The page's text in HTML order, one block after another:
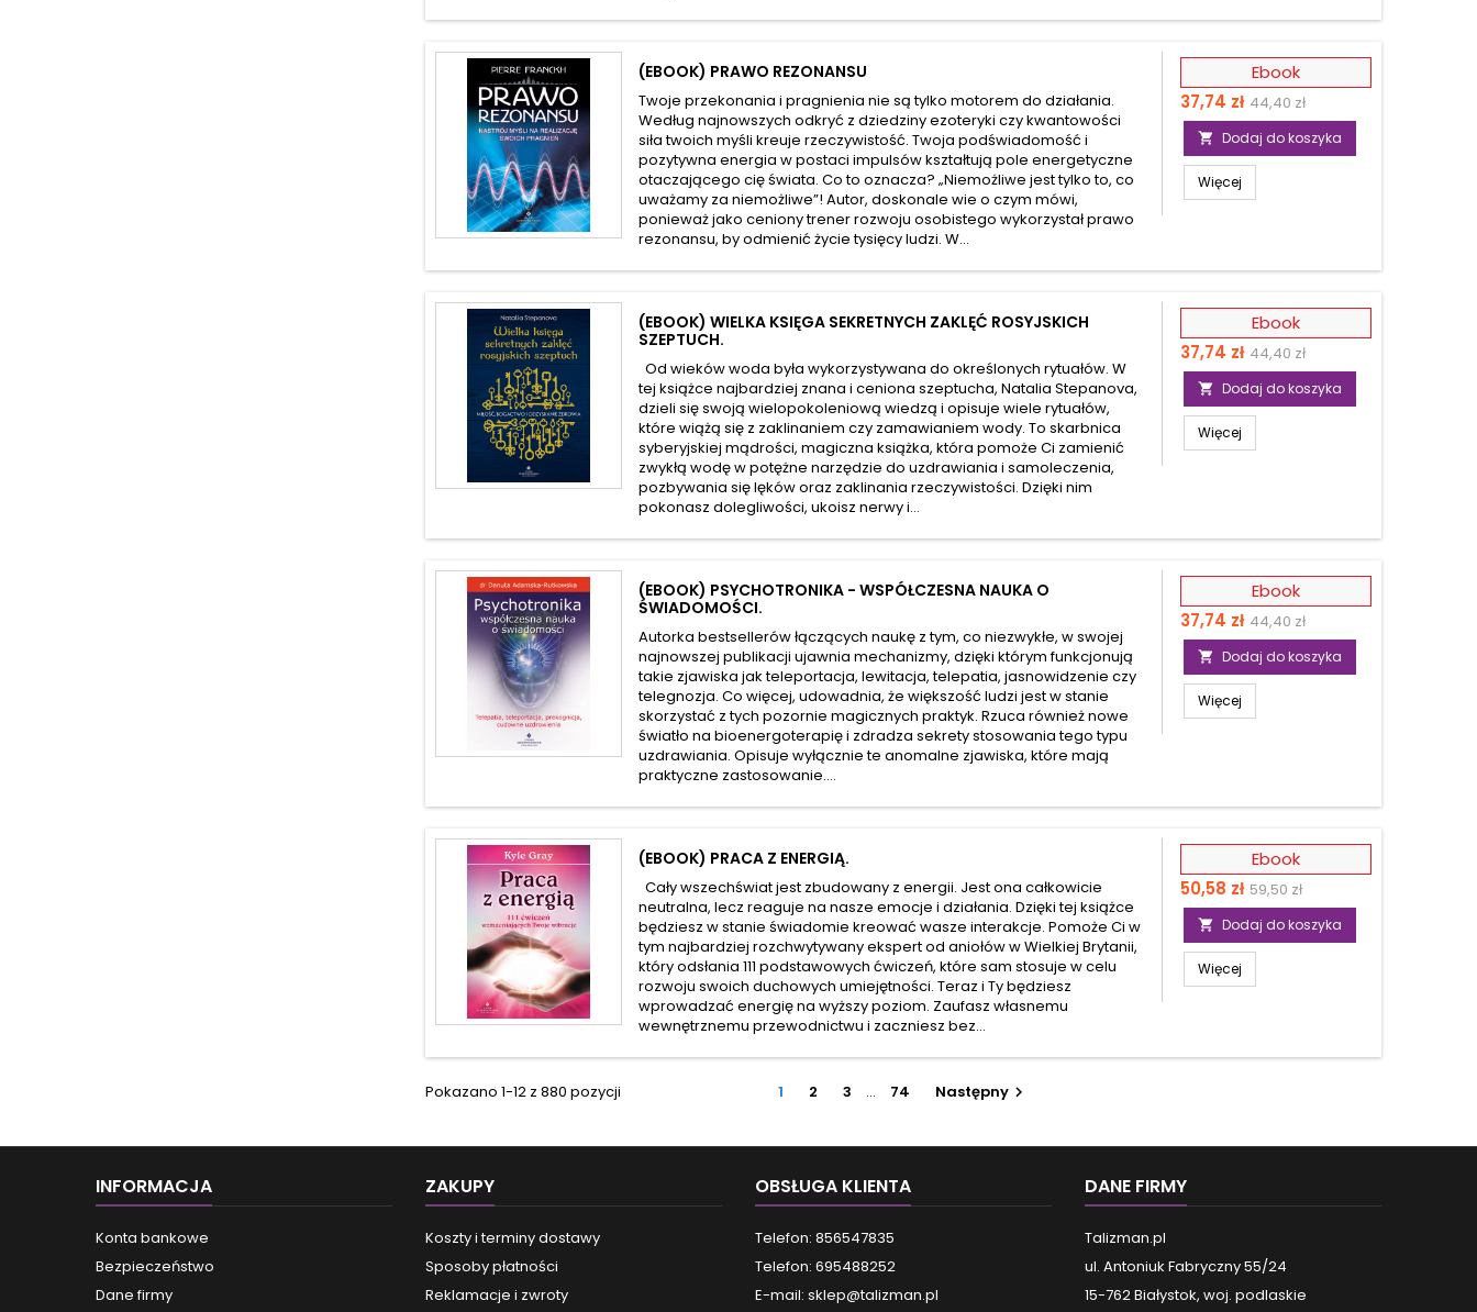
(EBOOK) PRAWO REZONANSU
Twoje przekonania i pragnienia nie są tylko motorem do działania.
Według najnowszych odkryć z dziedziny ezoteryki czy kwantowości
siła twoich myśli kreuje rzeczywistość. Twoja podświadomość i
pozytywna energia w postaci impulsów kształtują pole energetyczne
otaczającego cię świata. Co to oznacza? „Niemożliwe jest tylko to, co
uważamy za niemożliwe”! Autor, doskonale wie o czym mówi,
ponieważ jako ceniony trener rozwoju osobistego wykorzystał prawo
rezonansu, by odmienić życie tysięcy ludzi. W...
Ebook
Cena
37,74 zł Cena
podstawowa
44,40 zł
 Dodaj do koszyka
Więcej
(EBOOK) WIELKA KSIĘGA SEKRETNYCH ZAKLĘĆ ROSYJSKICH
SZEPTUCH.
Od wieków woda była wykorzystywana do określonych rytuałów. W
tej książce najbardziej znana i ceniona szeptucha, Natalia Stepanova,
dzieli się swoją wielopokoleniową wiedzą i opisuje wiele rytuałów,
które wiążą się z zaklinaniem czy zamawianiem wody. To skarbnica
syberyjskiej mądrości, magiczna książka, która pomoże Ci zamienić
zwykłą wodę w potężne narzędzie do uzdrawiania i samoleczenia,
pozbywania się lęków oraz zaklinania rzeczywistości. Dzięki nim
pokonasz dolegliwości, ukoisz nerwy i...
Ebook
Cena
37,74 zł Cena
podstawowa
44,40 zł
 Dodaj do koszyka
Więcej
(EBOOK) PSYCHOTRONIKA - WSPÓŁCZESNA NAUKA O
ŚWIADOMOŚCI.
Autorka bestsellerów łączących naukę z tym, co niezwykłe, w swojej
najnowszej publikacji ujawnia mechanizmy, dzięki którym funkcjonują
takie zjawiska jak teleportacja, lewitacja, telepatia, jasnowidzenie czy
telegnozja. Co więcej, udowadnia, że większość ludzi jest w stanie
skorzystać z tych pozornie magicznych praktyk. Rzuca również nowe
światło na bioenergoterapię i zdradza sekrety stosowania tego typu
uzdrawiania. Opisuje wyłącznie te anomalne zjawiska, które mają
praktyczne zastosowanie....
Ebook
Cena
37,74 zł Cena
podstawowa
44,40 zł
 Dodaj do koszyka
Więcej
(EBOOK) PRACA Z ENERGIĄ.
Cały wszechświat jest zbudowany z energii. Jest ona całkowicie
neutralna, lecz reaguje na nasze emocje i działania. Dzięki tej książce
będziesz w stanie świadomie kreować wasze interakcje. Pomoże Ci w
tym najbardziej rozchwytywany ekspert od aniołów w Wielkiej Brytanii,
który odsłania 111 podstawowych ćwiczeń, które sam stosuje w celu
rozwoju swoich duchowych umiejętności. Teraz i Ty będziesz
wprowadzać energię na wyższy poziom. Zaufasz własnemu
wewnętrznemu przewodnictwu i zaczniesz bez...
Ebook
Cena
50,58 zł Cena
podstawowa
59,50 zł
 Dodaj do koszyka
Więcej
Pokazano 1-12 z 880 pozycji 1 2 3 … 74 Następny 
INFORMACJA
Konta bankowe
Bezpieczeństwo
Dane firmy
ZAKUPY
Koszty i terminy dostawy
Sposoby płatności
Reklamacje i zwroty
OBSŁUGA KLIENTA
Telefon: 856547835
Telefon: 695488252
E-mail: sklep@talizman.pl
DANE FIRMY
Talizman.pl
ul. Antoniuk Fabryczny 55/24
15-762 Białystok, woj. podlaskie